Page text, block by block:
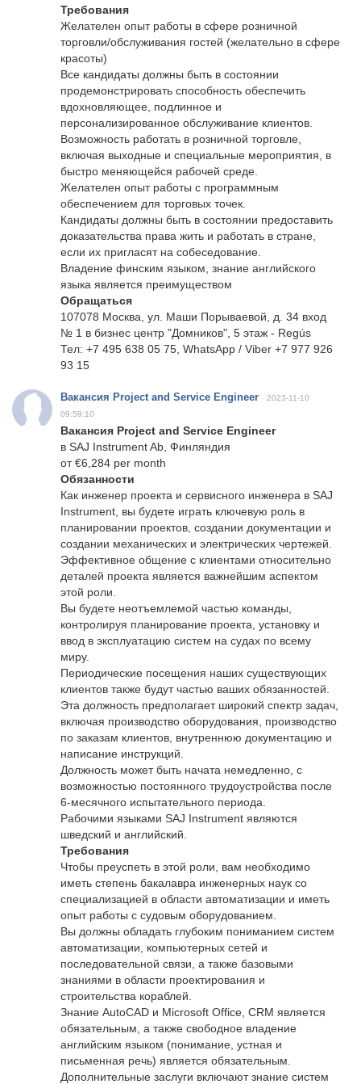
Требования
Желателен опыт работы в сфере розничной
торговли/обслуживания гостей (желательно в сфере
красоты)
Все кандидаты должны быть в состоянии
продемонстрировать способность обеспечить
вдохновляющее, подлинное и
персонализированное обслуживание клиентов.
Возможность работать в розничной торговле,
включая выходные и специальные мероприятия, в
быстро меняющейся рабочей среде.
Желателен опыт работы с программным
обеспечением для торговых точек.
Кандидаты должны быть в состоянии предоставить
доказательства права жить и работать в стране,
если их пригласят на собеседование.
Владение финским языком, знание английского
языка является преимуществом
Обращаться
107078 Москва, ул. Маши Порываевой, д. 34 вход
№ 1 в бизнес центр "Домников", 5 этаж - Regús
Тел: +7 495 638 05 75, WhatsApp / Viber +7 977 926
93 15
Вакансия Project and Service Engineer
2023-11-10
09:59:10
Вакансия Project and Service Engineer
в SAJ Instrument Ab, Финляндия
от €6,284 per month
Обязанности
Как инженер проекта и сервисного инженера в SAJ
Instrument, вы будете играть ключевую роль в
планировании проектов, создании документации и
создании механических и электрических чертежей.
Эффективное общение с клиентами относительно
деталей проекта является важнейшим аспектом
этой роли.
Вы будете неотъемлемой частью команды,
контролируя планирование проекта, установку и
ввод в эксплуатацию систем на судах по всему
миру.
Периодические посещения наших существующих
клиентов также будут частью ваших обязанностей.
Эта должность предполагает широкий спектр задач,
включая производство оборудования, производство
по заказам клиентов, внутреннюю документацию и
написание инструкций.
Должность может быть начата немедленно, с
возможностью постоянного трудоустройства после
6-месячного испытательного периода.
Рабочими языками SAJ Instrument являются
шведский и английский.
Требования
Чтобы преуспеть в этой роли, вам необходимо
иметь степень бакалавра инженерных наук со
специализацией в области автоматизации и иметь
опыт работы с судовым оборудованием.
Вы должны обладать глубоким пониманием систем
автоматизации, компьютерных сетей и
последовательной связи, а также базовыми
знаниями в области проектирования и
строительства кораблей.
Знание AutoCAD и Microsoft Office, CRM является
обязательным, а также свободное владение
английским языком (понимание, устная и
письменная речь) является обязательным.
Дополнительные заслуги включают знание систем